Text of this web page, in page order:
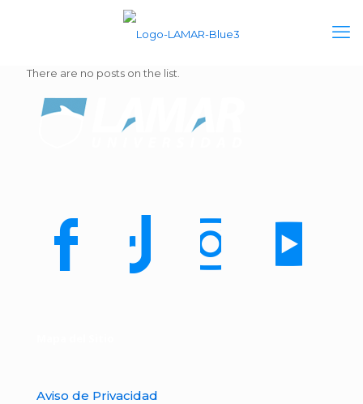
There are no posts on the list.
Aviso de Privacidad